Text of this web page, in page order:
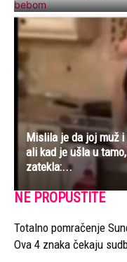
Mislila je da joj muž
ali kad je ušla u
zatekla:...
NE PROPUSTITE
Totalno pomračenje
Ova 4 znaka čekaju